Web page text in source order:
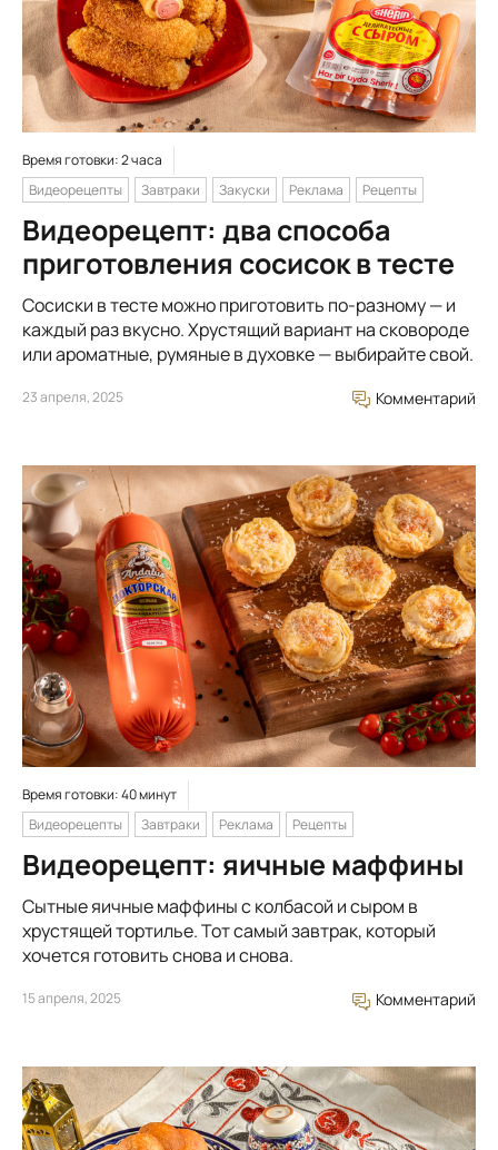
Время готовки: 2 часа
Видеорецепты
Завтраки Закуски Реклама Рецепты
Видеорецепт: два способа
приготовления сосисок в тесте
Сосиски в тесте можно приготовить по-разному — и
каждый раз вкусно. Хрустящий вариант на сковороде
или ароматные, румяные в духовке — выбирайте свой.
23 апреля, 2025 Комментарий
Время готовки: 40 минут
Видеорецепты
Завтраки Реклама Рецепты
Видеорецепт: яичные маффины
Сытные яичные маффины с колбасой и сыром в
хрустящей тортилье. Тот самый завтрак, который
хочется готовить снова и снова.
15 апреля, 2025 Комментарий